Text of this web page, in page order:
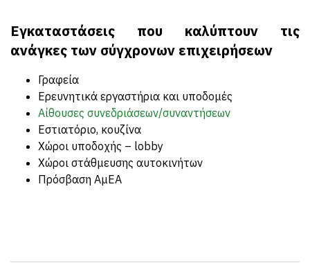
Εγκαταστάσεις που καλύπτουν τις
ανάγκες των σύγχρονων επιχειρήσεων
Γραφεία
Ερευνητικά εργαστήρια και υποδομές
Αίθουσες συνεδριάσεων/συναντήσεων
Εστιατόριο, κουζίνα
Χώροι υποδοχής – lobby
Χώροι στάθμευσης αυτοκινήτων
Πρόσβαση ΑμΕΑ